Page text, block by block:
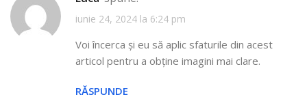
iunie 24, 2024 la 6:24 pm
Voi încerca și eu să aplic sfaturile din acest
articol pentru a obține imagini mai clare.
RĂSPUNDE